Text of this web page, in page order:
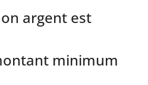
argent est
minimum